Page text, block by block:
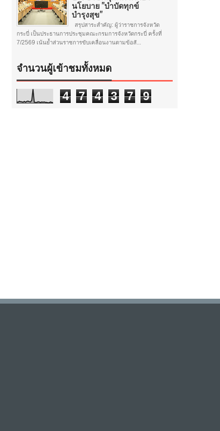
นโยบาย "บำบัดทุกข์
บำรุงสุข"
สรุปสาระสำคัญ: ผู้ว่าราชการจังหวัด
กระบี่ เป็นประธานการประชุมคณะกรมการจังหวัดกระบี่ ครั้งที่
7/2569 เน้นย้ำส่วนราชการขับเคลื่อนงานตามข้อสั...
จำนวนผู้เข้าชมทั้งหมด
4 7 4 3 7 9